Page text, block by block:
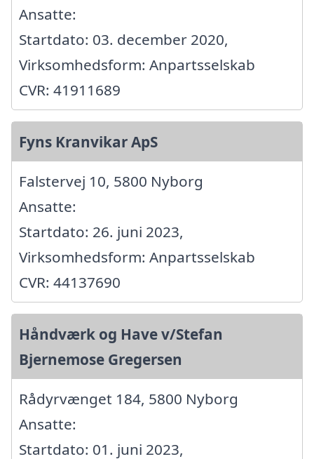
Ansatte:
Startdato: 03. december 2020,
Virksomhedsform: Anpartsselskab
CVR: 41911689
Fyns Kranvikar ApS
Falstervej 10, 5800 Nyborg
Ansatte:
Startdato: 26. juni 2023,
Virksomhedsform: Anpartsselskab
CVR: 44137690
Håndværk og Have v/Stefan
Bjernemose Gregersen
Rådyrvænget 184, 5800 Nyborg
Ansatte:
Startdato: 01. juni 2023,